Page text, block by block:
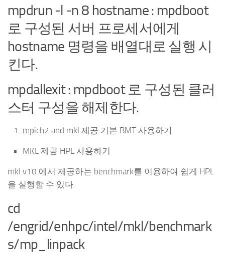
mpdrun -l -n 8 hostname : mpdboot
로 구성된 서버 프로세서에게
hostname 명령을 배열대로 실행 시
킨다.
mpdallexit : mpdboot 로 구성된 클러
스터 구성을 해제한다.
mpich2 and mkl 제공 기본 BMT 사용하기
MKL 제공 HPL 사용하기
mkl v10 에서 제공하는 benchmark를 이용하여 쉽게 HPL
을 실행할 수 있다.
cd
/engrid/enhpc/intel/mkl/benchmark
s/mp_linpack